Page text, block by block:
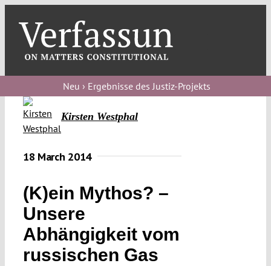
content
blog
Verfassungs
Verfassungs
Verfassungs
editorial
Neu › Ergebnisse des Justiz-Projekts
Kirsten Westphal
18 March 2014
(K)ein Mythos? –
Unsere
Abhängigkeit vom
russischen Gas